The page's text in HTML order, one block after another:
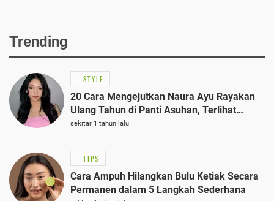
Trending
STYLE
20 Cara Mengejutkan Naura Ayu Rayakan
Ulang Tahun di Panti Asuhan, Terlihat
Anggun dengan Kaftan Cokelat
sekitar 1 tahun lalu
TIPS
Cara Ampuh Hilangkan Bulu Ketiak Secara
Permanen dalam 5 Langkah Sederhana